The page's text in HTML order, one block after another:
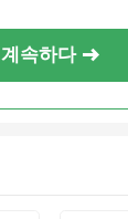
계속하다